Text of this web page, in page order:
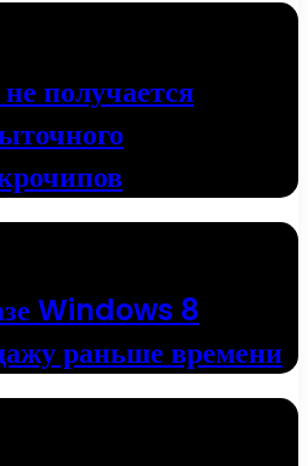
получается
Windows 8
раньше времени